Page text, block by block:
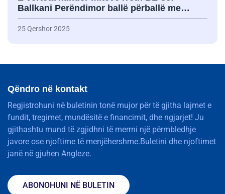
Ballkani Perëndimor ballë përballë me…
25 Qershor 2025
Qëndro në kontakt
Regjistrohuni në buletinin tonë mujor për të gjitha lajmet e
fundit, tregimet, mundësitë e financimit, dhe ngjarjet! Ju
gjithashtu mund të zgjidhni të merrni një përmbledhje
javore ose njoftime të menjëhershme.Buletini dhe njoftimet
janë në gjuhen Angleze.
ABONOHUNI NË BULETIN